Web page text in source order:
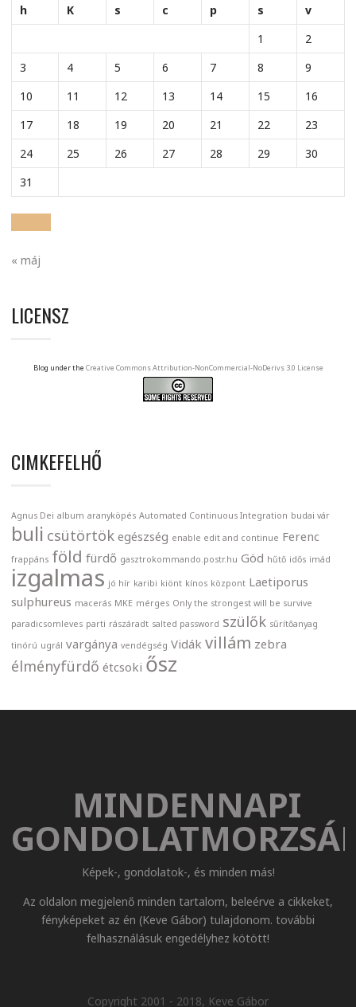
h
K s c p s
v
1
2
3
4 5 6 7 8
9
10
11 12 13 14 15
16
17
18 19 20 21 22
23
24
25 26 27 28 29
30
31
« máj
LICENSZ
Blog under the Creative Commons Attribution-NonCommercial-NoDerivs 3.0 License
CIMKEFELHŐ
Agnus Dei album aranyköpés Automated Continuous Integration budai vár
buli csütörtök egészség enable edit and continue Ferenc
frappáns föld fürdő gasztrokommando.postr.hu Göd hűtő idős imád
izgalmas jó hír karibi kiönt kínos központ Laetiporus
sulphureus macerás MKE mérges Only the strongest will be survive
paradicsomleves parti rászáradt salted password szülők sűrítőanyag
tinórú ugrál vargánya vendégség Vidák villám zebra
élményfürdő étcsoki ősz
MINDENNAPI
Képek-, gondolatok-, és minden más!
Az oldalon megjelenő minden tartalom, beleérve a cikkeket,
fényképeket az én (Keve Gábor) tulajdonom. további
felhasználásuk engedélyhez kötött!
Copyright 2001 - 2018, Keve Gábor